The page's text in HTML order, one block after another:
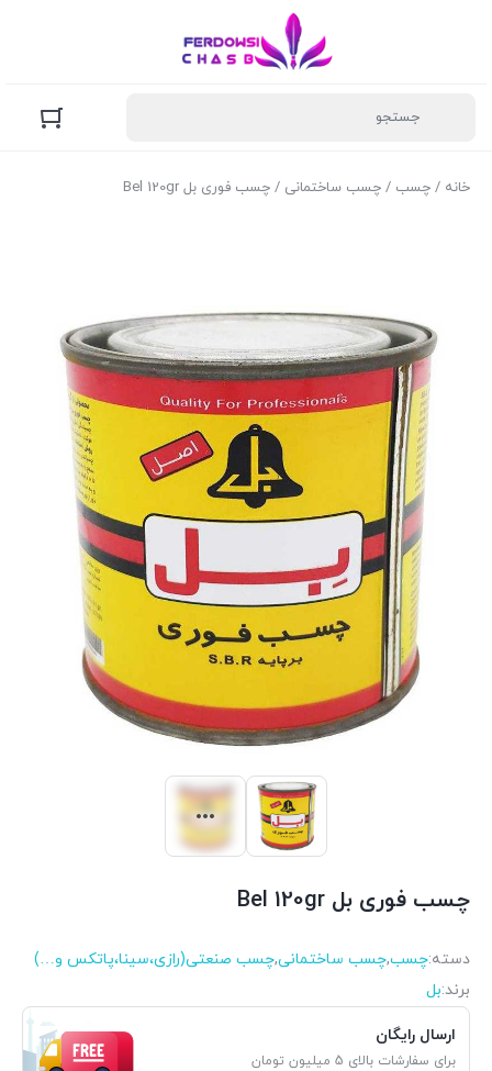
خانه / چسب / چسب ساختمانی / چسب فوری بل Bel 120gr
چسب فوری بل Bel 120gr
دسته:چسب,چسب ساختمانی,چسب صنعتی(رازی،سینا،پاتکس و…)
برند:بل
ارسال رایگان
برای سفارشات بالای 5 میلیون تومان